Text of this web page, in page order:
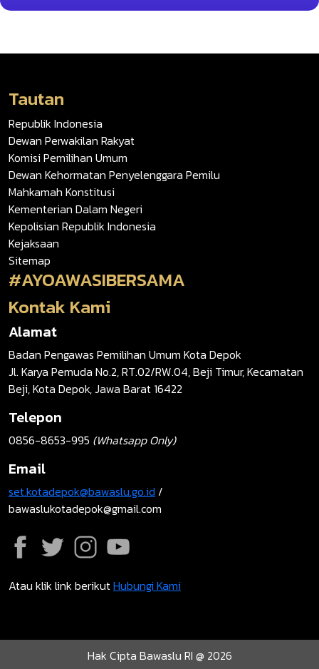
Tautan
Republik Indonesia
Dewan Perwakilan Rakyat
Komisi Pemilihan Umum
Dewan Kehormatan Penyelenggara Pemilu
Mahkamah Konstitusi
Kementerian Dalam Negeri
Kepolisian Republik Indonesia
Kejaksaan
Sitemap
#AYOAWASIBERSAMA
Kontak Kami
Alamat
Badan Pengawas Pemilihan Umum Kota Depok
Jl. Karya Pemuda No.2, RT.02/RW.04, Beji Timur, Kecamatan
Beji, Kota Depok, Jawa Barat 16422
Telepon
0856-8653-995 (Whatsapp Only)
Email
set.kotadepok@bawaslu.go.id /
bawaslukotadepok@gmail.com
Atau klik link berikutHubungi Kami
Hak Cipta Bawaslu RI @ 2026